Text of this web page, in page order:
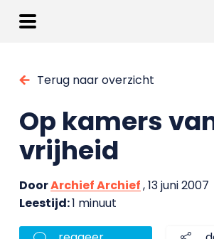
Terug naar overzicht
Op kamers
vrijheid
DoorArchief Archief, 13 juni 2007
Leestijd:1 minuut